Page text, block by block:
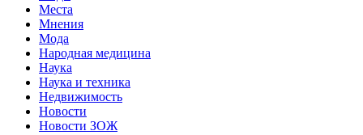
Места
Мнения
Мода
Народная медицина
Наука
Наука и техника
Недвижимость
Новости
Новости ЗОЖ